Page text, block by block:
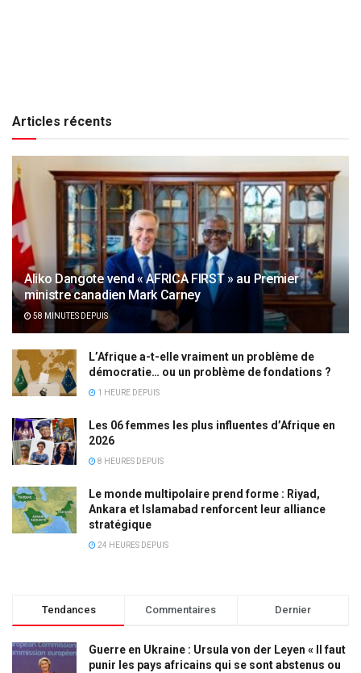
Articles récents
Aliko Dangote vend « AFRICA FIRST » au Premier
ministre canadien Mark Carney
58 MINUTES DEPUIS
L’Afrique a-t-elle vraiment un problème de
démocratie… ou un problème de fondations ?
1 HEURE DEPUIS
Les 06 femmes les plus influentes d’Afrique en
2026
8 HEURES DEPUIS
Le monde multipolaire prend forme : Riyad,
Ankara et Islamabad renforcent leur alliance
stratégique
24 HEURES DEPUIS
Tendances Commentaires Dernier
Guerre en Ukraine : Ursula von der Leyen « Il faut
punir les pays africains qui se sont abstenus ou